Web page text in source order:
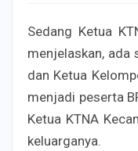
Sedang Ketua
menjelaskan, ada
dan Ketua
menjadi peserta
Ketua KTNA
keluarganya.